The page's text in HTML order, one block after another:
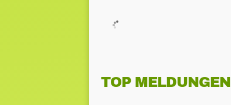
TOP MELDUNGEN